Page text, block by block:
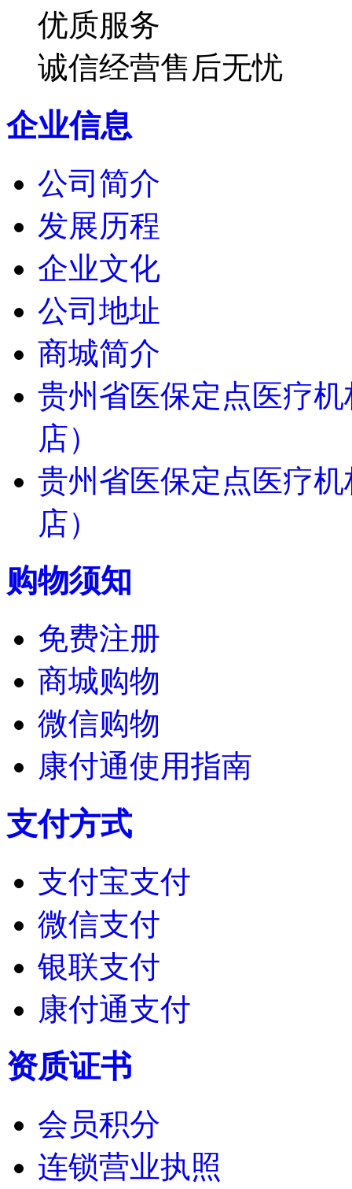
诚信经营售后无忧
发展历程
企业文化
公司地址
商城简介
贵州省医保定点医疗
店）
贵州省医保定点医疗
店）
商城购物
微信购物
康付通使用指南
微信支付
银联支付
康付通支付
连锁营业执照
药品经营许可证